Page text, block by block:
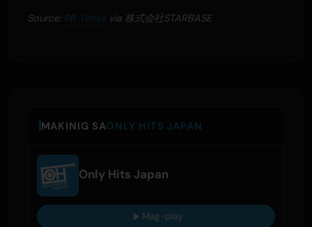
Source: PR Timesvia 株式会社STARBASE
MAKINIG SAONLY HITS JAPAN
Only Hits Japan
Mag-play